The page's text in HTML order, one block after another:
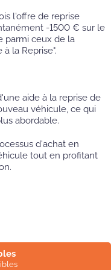
l'offre de reprise
-1500 € sur le
parmi ceux de la
la Reprise".
aide à la reprise de
véhicule, ce qui
abordable.
d'achat en
tout en profitant